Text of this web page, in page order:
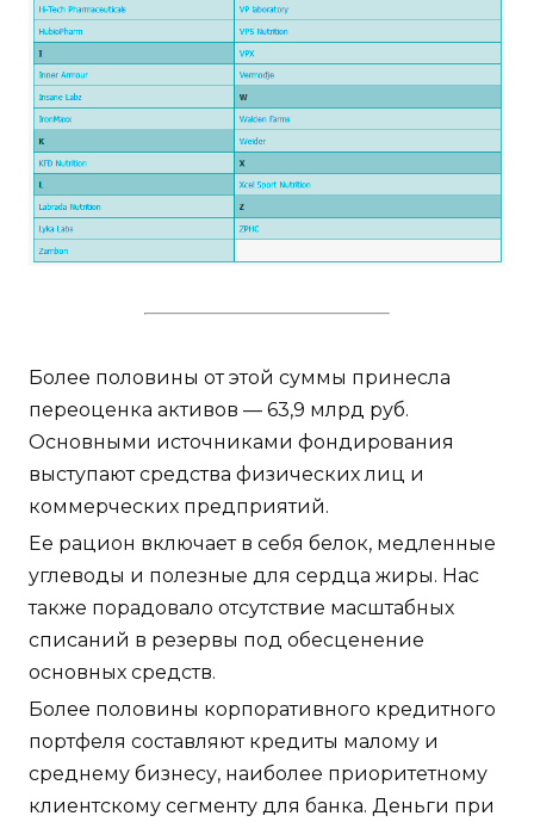
Более половины от этой суммы принесла
переоценка активов — 63,9 млрд руб.
Основными источниками фондирования
выступают средства физических лиц и
коммерческих предприятий.
Ее рацион включает в себя белок, медленные
углеводы и полезные для сердца жиры. Нас
также порадовало отсутствие масштабных
списаний в резервы под обесценение
основных средств.
Более половины корпоративного кредитного
портфеля составляют кредиты малому и
среднему бизнесу, наиболее приоритетному
клиентскому сегменту для банка. Деньги при